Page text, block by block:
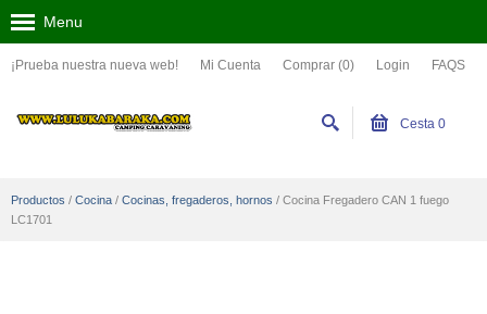
¡Prueba nuestra nueva web! Mi Cuenta Comprar (0) Login FAQS
Menu
Cesta 0
Productos / Cocina / Cocinas, fregaderos, hornos / Cocina Fregadero CAN 1 fuego
LC1701